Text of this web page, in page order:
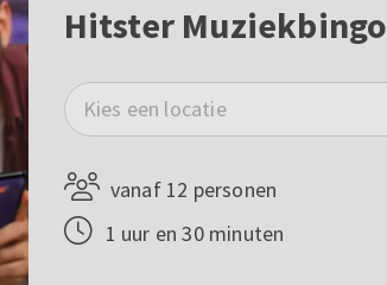
Hitster Muziekbingo
Kies een locatie
vanaf 12 personen
1 uur en 30 minuten